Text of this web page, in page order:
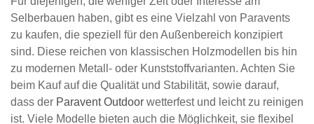
Selberbauen haben, gibt es eine Vielzahl von Paravents
zu kaufen, die speziell für den Außenbereich konzipiert
sind. Diese reichen von klassischen Holzmodellen bis hin
zu modernen Metall- oder Kunststoffvarianten. Achten Sie
beim Kauf auf die Qualität und Stabilität, sowie darauf,
dass der Paravent Outdoor wetterfest und leicht zu reinigen
ist. Viele Modelle bieten auch die Möglichkeit, sie flexibel